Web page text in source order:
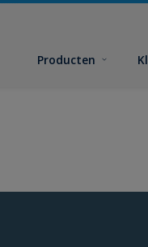
Producten